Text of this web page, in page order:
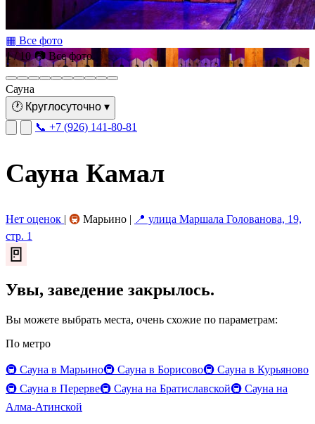
▦ Все фото
1 / 10 📷 Все фото
Сауна
🕐 Круглосуточно ▾
📞 +7 (926) 141-80-81
Сауна Камал
Нет оценок | 🚇 Марьино | 📍 улица Маршала Голованова, 19,
стр. 1
🚪
Увы, заведение закрылось.
Вы можете выбрать места, очень схожие по параметрам:
По метро
🚇 Сауна в Марьино🚇 Сауна в Борисово🚇 Сауна в Курьяново
🚇 Сауна в Перерве🚇 Сауна на Братиславской🚇 Сауна на
Алма-Атинской